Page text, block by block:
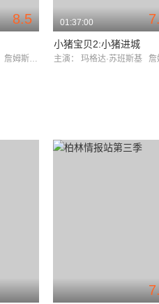
8.5
詹姆斯·克伦威尔
01:37:00
小猪宝贝2:小猪进城
主演： 玛格达·苏班斯基 詹姆斯·